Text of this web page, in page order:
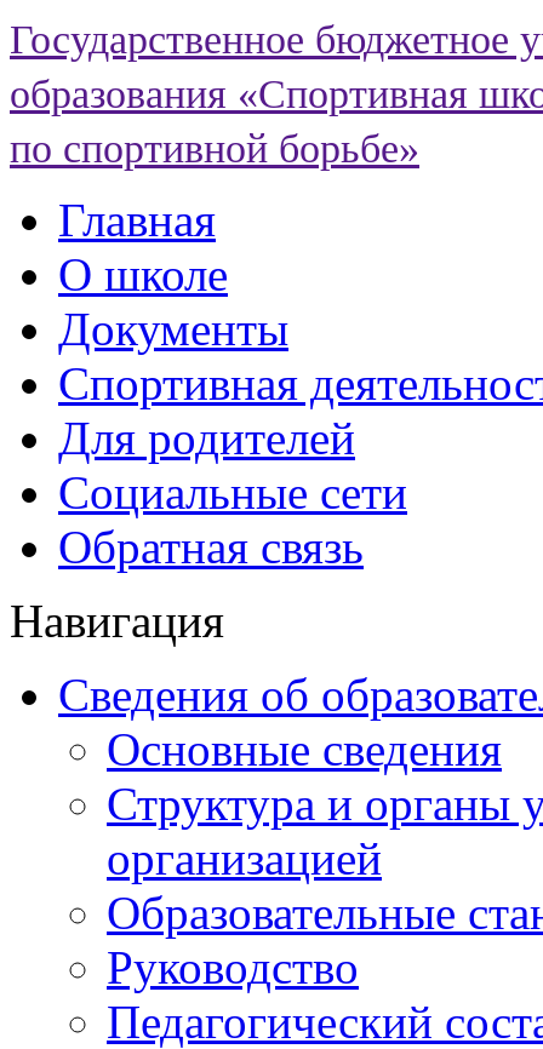
Государственное бюджетное
образования «Спортивная
по спортивной борьбе»
Главная
О школе
Документы
Спортивная
Для родителей
Социальные сети
Обратная связь
Навигация
Сведения об
Основные сведения
Структура и органы
организацией
Образовательные
Руководство
Педагогический